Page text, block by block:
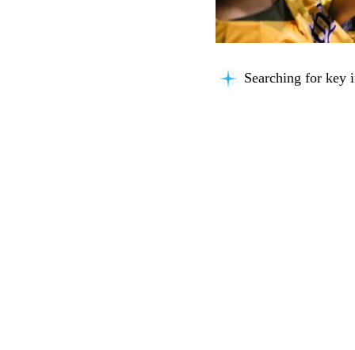
Searching for key